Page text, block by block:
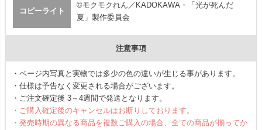
コピーライト
©モクモクれん／KADOKAWA・「光が死んだ
夏」製作委員会
注意事項
・ページ内写真と実物では多少の色の違いが生じる事があります。
・仕様は予告なく変更される場合がございます。
・ご注文確定後 3～4週間で発送となります。
・ご購入確定後のキャンセルはお断りしております。
・発売時期の異なる商品を複数ご購入の場合、全ての商品が揃ってか